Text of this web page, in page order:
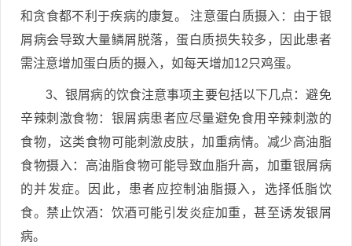
和贪食都不利于疾病的康复。 注意蛋白质摄入：由于银
屑病会导致大量鳞屑脱落，蛋白质损失较多，因此患者
需注意增加蛋白质的摄入，如每天增加12只鸡蛋。
3、银屑病的饮食注意事项主要包括以下几点：避免
辛辣刺激食物：银屑病患者应尽量避免食用辛辣刺激的
食物，这类食物可能刺激皮肤，加重病情。减少高油脂
食物摄入：高油脂食物可能导致血脂升高，加重银屑病
的并发症。因此，患者应控制油脂摄入，选择低脂饮
食。禁止饮酒：饮酒可能引发炎症加重，甚至诱发银屑
病。